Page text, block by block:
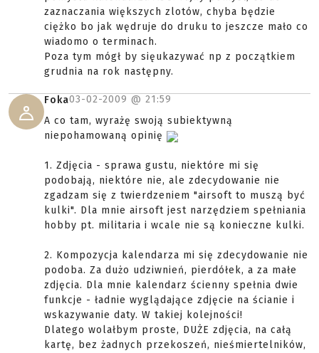
zaznaczania większych zlotów, chyba będzie
ciężko bo jak wędruje do druku to jeszcze mało co
wiadomo o terminach.
Poza tym mógł by sięukazywać np z początkiem
grudnia na rok następny.
Foka03-02-2009 @ 21:59
A co tam, wyrażę swoją subiektywną
niepohamowaną opinię
1. Zdjęcia - sprawa gustu, niektóre mi się
podobają, niektóre nie, ale zdecydowanie nie
zgadzam się z twierdzeniem "airsoft to muszą być
kulki". Dla mnie airsoft jest narzędziem spełniania
hobby pt. militaria i wcale nie są konieczne kulki.
2. Kompozycja kalendarza mi się zdecydowanie nie
podoba. Za dużo udziwnień, pierdółek, a za małe
zdjęcia. Dla mnie kalendarz ścienny spełnia dwie
funkcje - ładnie wyglądające zdjęcie na ścianie i
wskazywanie daty. W takiej kolejności!
Dlatego wolałbym proste, DUŻE zdjęcia, na całą
kartę, bez żadnych przekoszeń, nieśmiertelników,